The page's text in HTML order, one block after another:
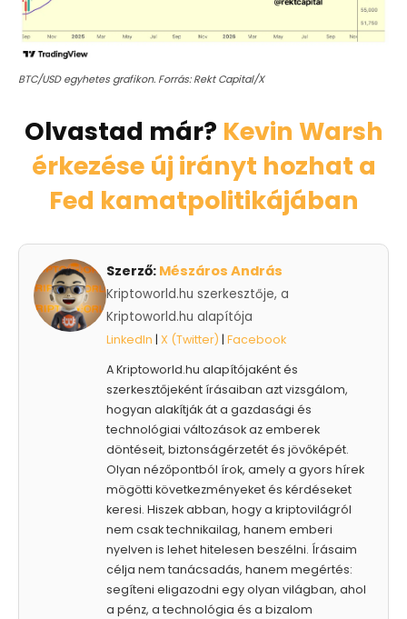
BTC/USD egyhetes grafikon. Forrás: Rekt Capital/X
Olvastad már? Kevin Warsh
érkezése új irányt hozhat a
Fed kamatpolitikájában
Szerző: Mészáros András
Kriptoworld.hu szerkesztője, a
Kriptoworld.hu alapítója
LinkedIn | X (Twitter) | Facebook
A Kriptoworld.hu alapítójaként és
szerkesztőjeként írásaiban azt vizsgálom,
hogyan alakítják át a gazdasági és
technológiai változások az emberek
döntéseit, biztonságérzetét és jövőképét.
Olyan nézőpontból írok, amely a gyors hírek
mögötti következményeket és kérdéseket
keresi. Hiszek abban, hogy a kriptovilágról
nem csak technikailag, hanem emberi
nyelven is lehet hitelesen beszélni. Írásaim
célja nem tanácsadás, hanem megértés:
segíteni eligazodni egy olyan világban, ahol
a pénz, a technológia és a bizalom